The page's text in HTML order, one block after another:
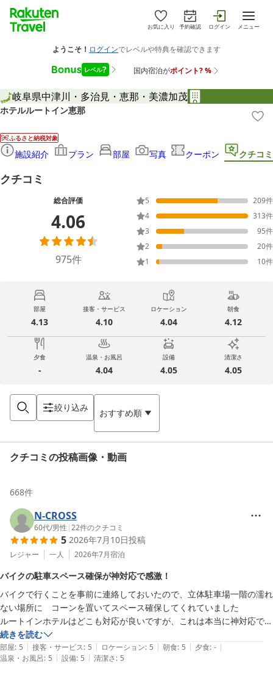
お気に入り 予約確認 ログイン メニュー
岐阜県中津川・多治見・恵那・美濃加茂
ホテルルートイン恵那
ふるさと納税対象
施設紹介 プラン 部屋 写真 クーポン クチコミ
クチコミ
総合評価
4.06
975件
5 209件
4
313件
3
95件
2
20件
1
10件
部屋
4.13
接客・サービス
4.10
ロケーション
4.04
朝食
4.12
夕食
-
温泉・お風呂
4.04
設備
4.05
清潔さ
4.05
絞り込み おすすめ順
クチコミの投稿画像・動画
668件
N-CROSS
60代/男性 |22件のクチコミ
5 2026年7月10日投稿
レジャー 一人 2026年7月宿泊
バイクの駐車スペース確保が神対応で感激！
バイクで行くことを事前に連絡しておいたので、立体駐車場一階の濡れ
ない場所に　コーンを置いてスペース確保してくれていました
ルートインホテルはどこも対応が良いですが、これは本当に神対応で感
激しました！
次回の岐阜ツーリングも必ずここに泊まります
続きを読む
部屋: 5 | 接客・サービス: 5 | ロケーション: 5 | 朝食: 5 | 夕食: - |
温泉・お風呂: 5 | 設備: 5 | 清潔さ: 5